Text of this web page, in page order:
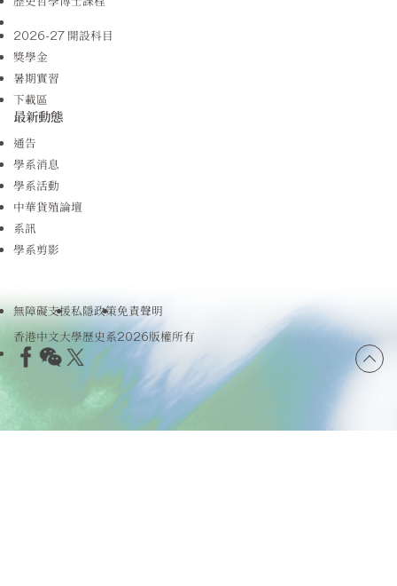
2026-27 開設科目
獎學金
暑期實習
下載區
最新動態
通告
學系消息
學系活動
中華貨殖論壇
系訊
學系剪影
無障礙支援私隱政策免責聲明
香港中文大學歷史系2026版權所有